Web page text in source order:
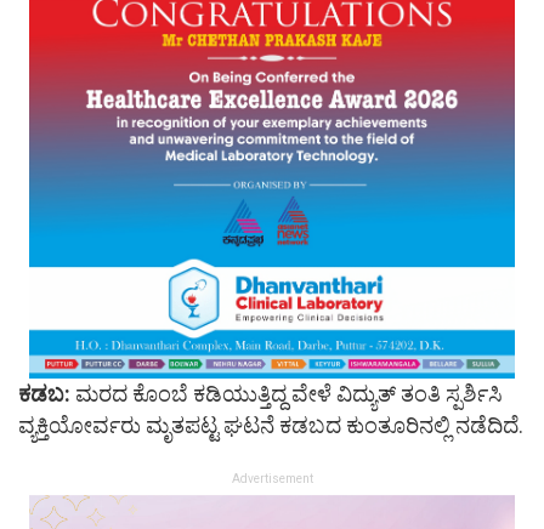
ಕಡಬ: ಮರದ ಕೊಂಬೆ ಕಡಿಯುತ್ತಿದ್ದ ವೇಳೆ ವಿದ್ಯುತ್ ತಂತಿ ಸ್ಪರ್ಶಿಸಿ
ವ್ಯಕ್ತಿಯೋರ್ವರು ಮೃತಪಟ್ಟ ಘಟನೆ ಕಡಬದ ಕುಂತೂರಿನಲ್ಲಿ ನಡೆದಿದೆ.
Advertisement